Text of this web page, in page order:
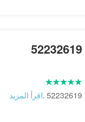
52232619
52232619 . اقرأ المزيد